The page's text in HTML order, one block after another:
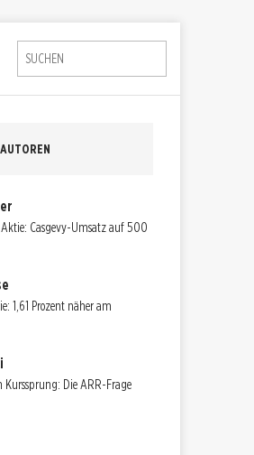
Aktie: Casgevy-Umsatz auf 500
1,61 Prozent näher am
Kurssprung: Die ARR-Frage